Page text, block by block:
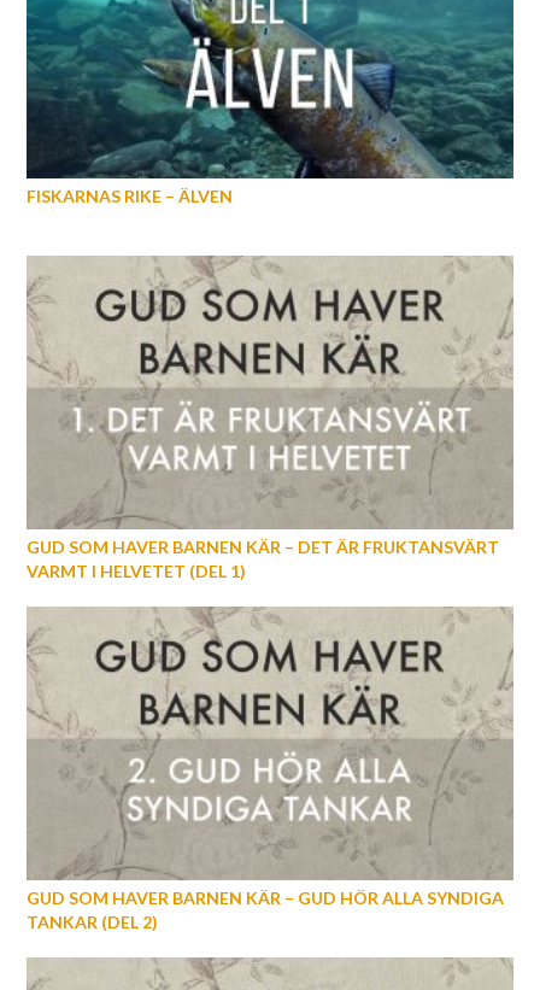
FISKARNAS RIKE – ÄLVEN
GUD SOM HAVER BARNEN KÄR – DET ÄR FRUKTANSVÄRT
VARMT I HELVETET (DEL 1)
GUD SOM HAVER BARNEN KÄR – GUD HÖR ALLA SYNDIGA
TANKAR (DEL 2)